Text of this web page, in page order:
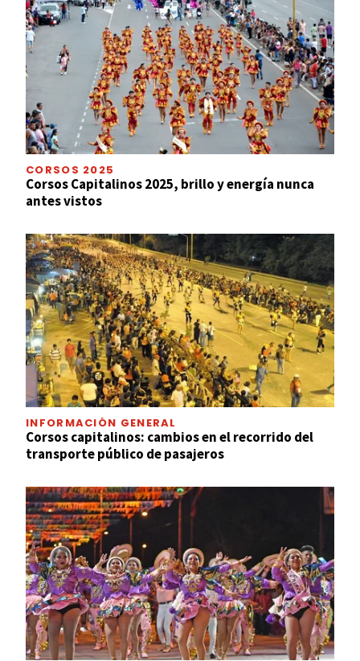
CORSOS 2025
Corsos Capitalinos 2025, brillo y energía nunca
antes vistos
INFORMACIÓN GENERAL
Corsos capitalinos: cambios en el recorrido del
transporte público de pasajeros